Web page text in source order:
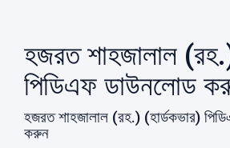
হজরত শাহজালাল
পিডিএফ ডাউনলোড
হজরত শাহজালাল (রহ.) (হার্ডকভার)
করুন